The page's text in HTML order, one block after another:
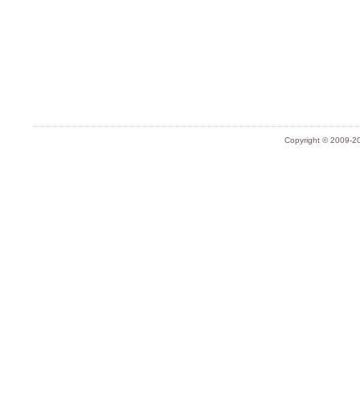
Copyright © 2009-